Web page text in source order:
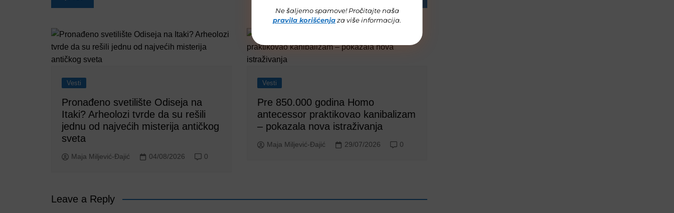
Ne šaljemo spamove! Pročitajte naša
pravila korišćenjaza više informacija.
navigation
Vesti
Pronađeno svetilište Odiseja na
Itaki? Arheolozi tvrde da su rešili
jednu od najvećih misterija antičkog
sveta
Maja Miljević-Đajić 04/08/2026 0
Vesti
Pre 850.000 godina Homo
antecessor praktikovao kanibalizam
– pokazala nova istraživanja
Maja Miljević-Đajić 29/07/2026 0
Leave a Reply